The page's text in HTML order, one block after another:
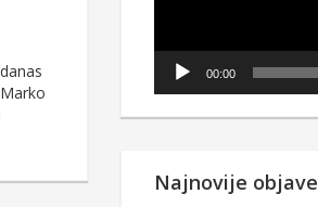
00:00
Najnovije objave